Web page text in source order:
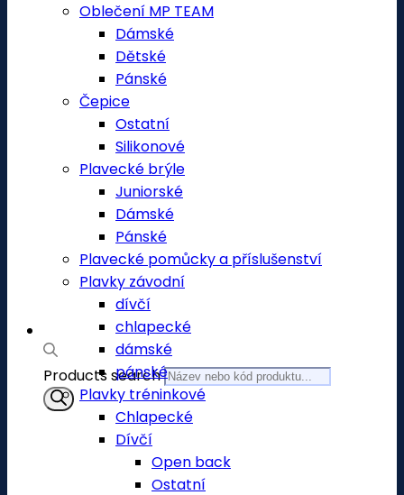
Products search
Oblečení MP TEAM
Dámské
Dětské
Pánské
Čepice
Ostatní
Silikonové
Plavecké brýle
Juniorské
Dámské
Pánské
Plavecké pomůcky a příslušenství
Plavky závodní
dívčí
chlapecké
dámské
pánské
Plavky tréninkové
Chlapecké
Dívčí
Open back
Ostatní